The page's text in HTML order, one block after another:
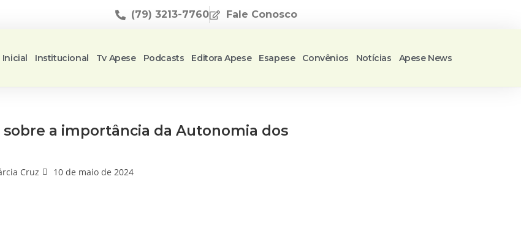
(79) 3213-7760 Fale Conosco
Inicial Institucional Tv Apese Podcasts Editora Apese Esapese Convênios Notícias Apese News
a importância da Autonomia dos
Cruz 10 de maio de 2024